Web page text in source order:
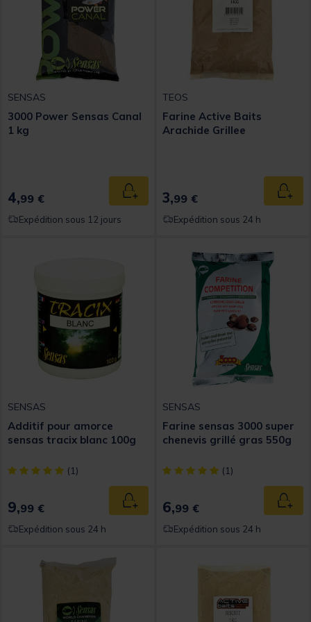
SENSAS
3000 Power Sensas Canal
1 kg
4,99 € Ajouter au panier
Expédition sous 12 jours
TEOS
Farine Active Baits
Arachide Grillee
3,99 €
Expédition sous 24 h
SENSAS
Additif pour amorce
sensas tracix blanc 100g
[object Object] out of 5 Customer Rating
(1)
9,99 € Ajouter au panier
Expédition sous 24 h
SENSAS
Farine sensas 3000 super
chenevis grillé gras 550g
[object Object] out of 5
(1)
6,99 €
Expédition sous 24 h